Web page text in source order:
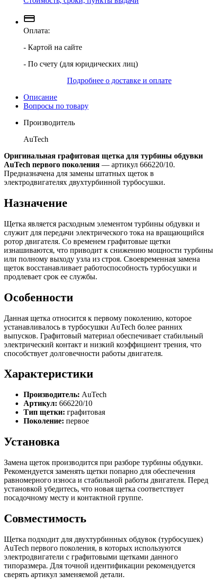
Оплата:
- Картой на сайте
- По счету (для юридических лиц)
Подробнее о доставке и оплате
Описание
Вопросы по товару
Производитель
AuTech
Оригинальная графитовая щетка для турбины обдувки
AuTech первого поколения — артикул 666220/10.
Предназначена для замены штатных щеток в
электродвигателях двухтурбинной турбосушки.
Назначение
Щетка является расходным элементом турбины обдувки и
служит для передачи электрического тока на вращающийся
ротор двигателя. Со временем графитовые щетки
изнашиваются, что приводит к снижению мощности турбины
или полному выходу узла из строя. Своевременная замена
щеток восстанавливает работоспособность турбосушки и
продлевает срок ее службы.
Особенности
Данная щетка относится к первому поколению, которое
устанавливалось в турбосушки AuTech более ранних
выпусков. Графитовый материал обеспечивает стабильный
электрический контакт и низкий коэффициент трения, что
способствует долговечности работы двигателя.
Характеристики
Производитель: AuTech
Артикул: 666220/10
Тип щетки: графитовая
Поколение: первое
Установка
Замена щеток производится при разборе турбины обдувки.
Рекомендуется заменять щетки попарно для обеспечения
равномерного износа и стабильной работы двигателя. Перед
установкой убедитесь, что новая щетка соответствует
посадочному месту и контактной группе.
Совместимость
Щетка подходит для двухтурбинных обдувок (турбосушек)
AuTech первого поколения, в которых используются
электродвигатели с графитовыми щетками данного
типоразмера. Для точной идентификации рекомендуется
сверять артикул заменяемой детали.